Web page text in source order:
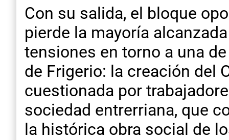
Con su salida, el bloque
pierde la mayoría
tensiones en torno a una
de Frigerio: la creación del
cuestionada por
sociedad entrerriana, que
la histórica obra social de